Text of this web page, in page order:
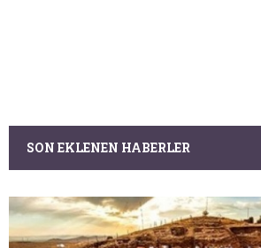
SON EKLENEN HABERLER